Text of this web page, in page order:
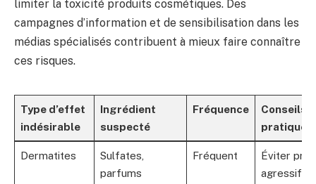
limiter la toxicité produits cosmétiques. Des
campagnes d’information et de sensibilisation dans les
médias spécialisés contribuent à mieux faire connaître
ces risques.
Type d’effet
indésirable
Ingrédient
suspecté
Fréquence
Conseils
pratiques
Dermatites
Sulfates,
parfums
Fréquent
Éviter
agressifs,